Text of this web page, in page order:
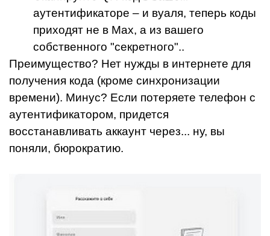
аутентификаторе – и вуаля, теперь коды
приходят не в Max, а из вашего
собственного "секретного"..
Преимущество? Нет нужды в интернете для
получения кода (кроме синхронизации
времени). Минус? Если потеряете телефон с
аутентификатором, придется
восстанавливать аккаунт через... ну, вы
поняли, бюрократию.